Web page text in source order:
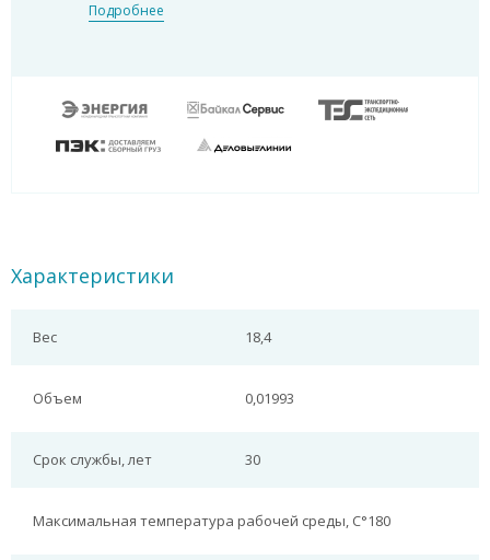
Подробнее
Характеристики
Вес 18,4
Объем 0,01993
Срок службы, лет 30
Максимальная температура рабочей среды, С°180